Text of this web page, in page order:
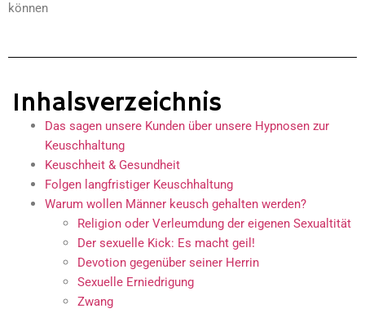
können
Inhalsverzeichnis
Das sagen unsere Kunden über unsere Hypnosen zur
Keuschhaltung
Keuschheit & Gesundheit​
Folgen langfristiger Keuschhaltung
Warum wollen Männer keusch gehalten werden?​
Religion oder Verleumdung der eigenen Sexualtität​
Der sexuelle Kick: Es macht geil!​
Devotion gegenüber seiner Herrin​
Sexuelle Erniedrigung​
Zwang